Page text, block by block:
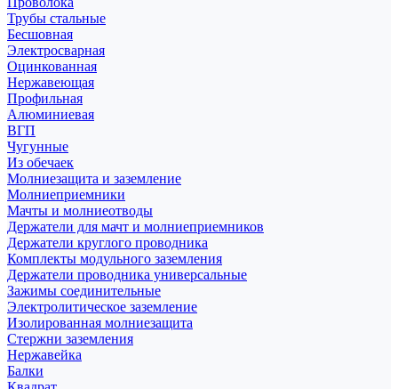
Трубы стальные
Бесшовная
Электросварная
Оцинкованная
Нержавеющая
Профильная
Алюминиевая
ВГП
Чугунные
Из обечаек
Молниезащита и заземление
Молниеприемники
Мачты и молниеотводы
Держатели для мачт и молниеприемников
Держатели круглого проводника
Комплекты модульного заземления
Держатели проводника универсальные
Зажимы соединительные
Электролитическое заземление
Изолированная молниезащита
Стержни заземления
Нержавейка
Балки